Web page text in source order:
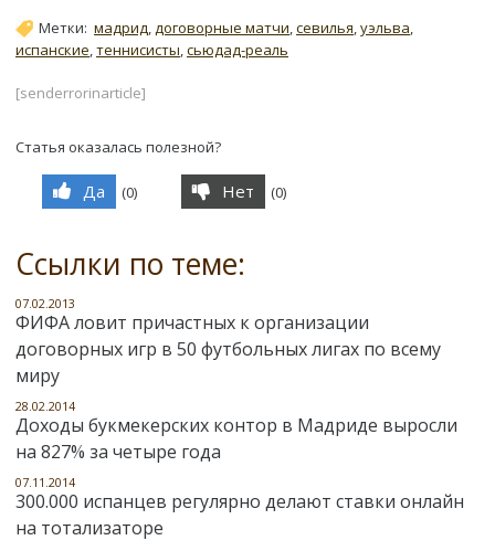
Метки: мадрид,договорные матчи,севилья,уэльва,
испанские,теннисисты,сьюдад-реаль
[senderrorinarticle]
Статья оказалась полезной?
Да (0) Нет (0)
Ссылки по теме:
07.02.2013
ФИФА ловит причастных к организации
договорных игр в 50 футбольных лигах по всему
миру
28.02.2014
Доходы букмекерских контор в Мадриде выросли
на 827% за четыре года
07.11.2014
300.000 испанцев регулярно делают ставки онлайн
на тотализаторе